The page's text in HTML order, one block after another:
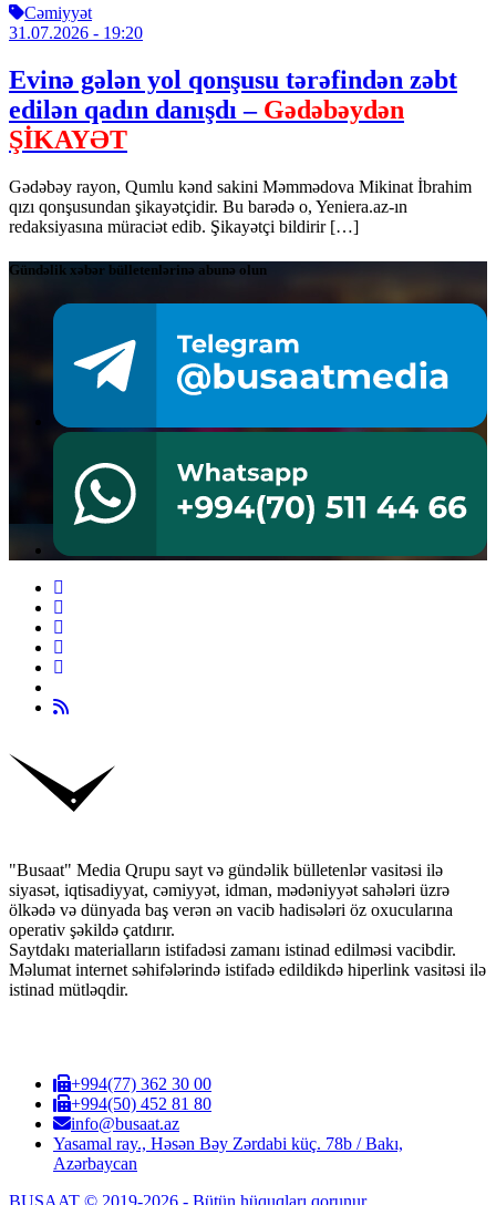
Cəmiyyət
31.07.2026 - 19:20
Evinə gələn yol qonşusu tərəfindən zəbt
edilən qadın danışdı – Gədəbəydən
ŞİKAYƏT
Gədəbəy rayon, Qumlu kənd sakini Məmmədova Mikinat İbrahim
qızı qonşusundan şikayətçidir. Bu barədə o, Yeniera.az-ın
redaksiyasına müraciət edib. Şikayətçi bildirir […]
Gündəlik xəbər bülletenlərinə abunə olun
"Busaat" Media Qrupu sayt və gündəlik bülletenlər vasitəsi ilə
siyasət, iqtisadiyyat, cəmiyyət, idman, mədəniyyət sahələri üzrə
ölkədə və dünyada baş verən ən vacib hadisələri öz oxucularına
operativ şəkildə çatdırır.
Saytdakı materialların istifadəsi zamanı istinad edilməsi vacibdir.
Məlumat internet səhifələrində istifadə edildikdə hiperlink vasitəsi ilə
istinad mütləqdir.
+994(77) 362 30 00
+994(50) 452 81 80
info@busaat.az
Yasamal ray., Həsən Bəy Zərdabi küç. 78b / Bakı,
Azərbaycan